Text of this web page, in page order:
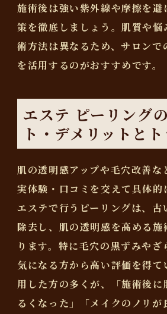
施術後は強い紫外線や摩擦を
策を徹底 しましょう。肌質や
術方法は異なるため、サロンで
を活用するのがおすすめです。
エステ ピーリング
ト・デメリットと
肌の透明感アップや毛穴改善な
実体験・口コミを交えて具体的
エステで行うピーリングは、古
除去し、肌の透明感を高める施
ります。特に毛穴の黒ずみやざ
気になる方から高い評価を得て
用した方の多くが、「施術後に
るくなった」「メイクのノリが